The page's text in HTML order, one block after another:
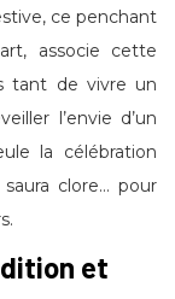
ce penchant
associe cette
tant de vivre un
l’envie d’un
la célébration
clore… pour
et